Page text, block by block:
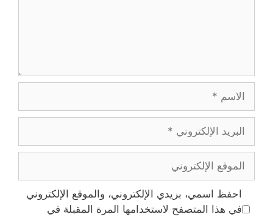
الإلكتروني
الإلكتروني
احفظ اسمي، بريدي الإلكتروني، والموقع الإلكتروني
في هذا المتصفح لاستخدامها المرة المقبلة في